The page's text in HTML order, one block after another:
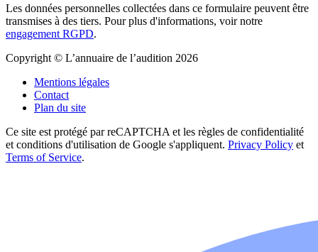
Les données personnelles collectées dans ce formulaire peuvent être
transmises à des tiers. Pour plus d'informations, voir notre
engagement RGPD.
Copyright © L’annuaire de l’audition 2026
Mentions légales
Contact
Plan du site
Ce site est protégé par reCAPTCHA et les règles de confidentialité
et conditions d'utilisation de Google s'appliquent. Privacy Policy et
Terms of Service.